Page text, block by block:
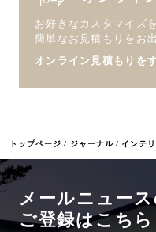
トップページ ジャーナル インテ
お好きなカスタマイズ
簡単なお見積もりをお
オンライン見積もりを
メールニュー
ご登録はこちら